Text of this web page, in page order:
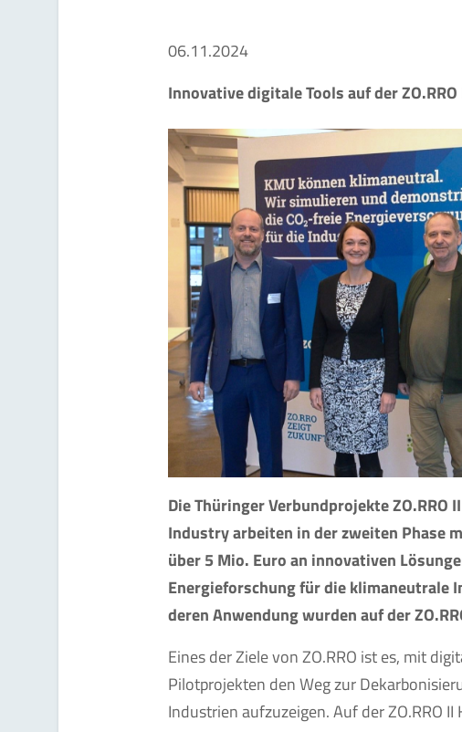
06.11.2024
Innovative digitale Tools auf der
Die Thüringer Verbundprojekte ZO.RRO
Industry arbeiten in der zweiten Phase
über 5 Mio. Euro an innovativen
Energieforschung für die klimaneutrale
deren Anwendung wurden auf der
Eines der Ziele von ZO.RRO ist es, mit
Pilotprojekten den Weg zur
Industrien aufzuzeigen. Auf der ZO.RRO